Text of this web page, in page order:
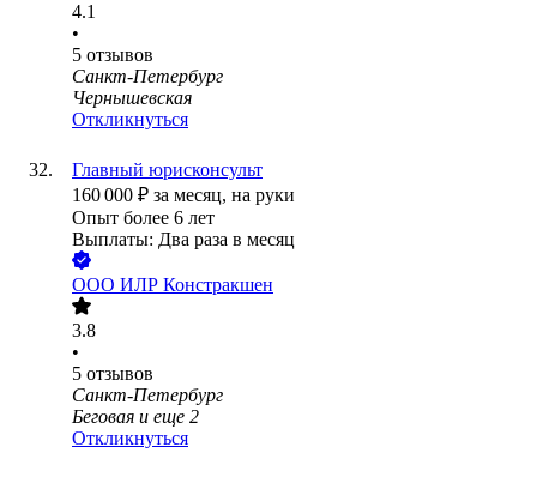
4.1
•
5 отзывов
Санкт-Петербург
Чернышевская
Откликнуться
Главный юрисконсульт
160 000 ₽ за месяц, на руки
Опыт более 6 лет
Выплаты: Два раза в месяц
ООО ИЛР Констракшен
3.8
•
5 отзывов
Санкт-Петербург
Беговая и еще 2
Откликнуться